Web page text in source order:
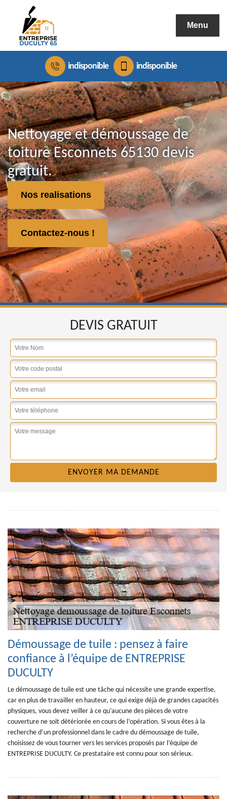
Menu
indisponible indisponible
Nettoyage et démoussage de
toiture Esconnets 65130 devis
gratuit.
Nos realisations
Contactez-nous !
DEVIS GRATUIT
Démoussage de tuile : pensez à faire
confiance à l’équipe de ENTREPRISE
DUCULTY
Le démoussage de tuile est une tâche qui nécessite une grande expertise,
car en plus de travailler en hauteur, ce qui exige déjà de grandes capacités
physiques, vous devez veiller à ce qu’aucune des pièces de votre
couverture ne soit détériorée en cours de l’opération. Si vous êtes à la
recherche d’un professionnel dans le cadre du démoussage de tuile,
choisissez de vous tourner vers les services proposés par l’équipe de
ENTREPRISE DUCULTY. Ce prestataire est connu pour son sérieux.